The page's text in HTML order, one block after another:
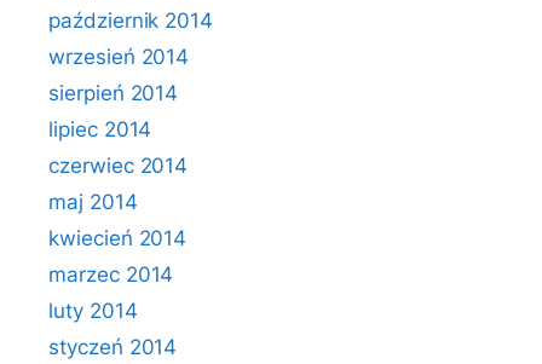
październik 2014
wrzesień 2014
sierpień 2014
lipiec 2014
czerwiec 2014
maj 2014
kwiecień 2014
marzec 2014
luty 2014
styczeń 2014